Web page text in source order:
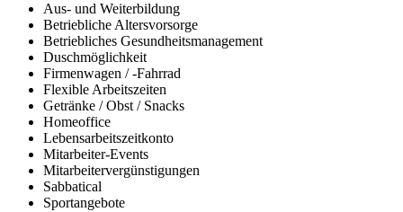
Aus- und Weiterbildung
Betriebliche Altersvorsorge
Betriebliches Gesundheitsmanagement
Duschmöglichkeit
Firmenwagen / -Fahrrad
Flexible Arbeitszeiten
Getränke / Obst / Snacks
Homeoffice
Lebensarbeitszeitkonto
Mitarbeiter-Events
Mitarbeitervergünstigungen
Sabbatical
Sportangebote